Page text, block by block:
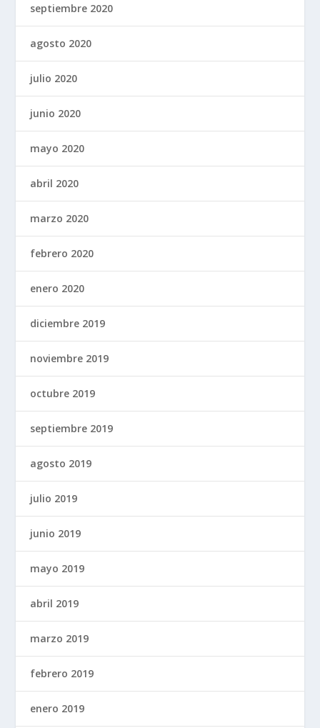
septiembre 2020
agosto 2020
julio 2020
junio 2020
mayo 2020
abril 2020
marzo 2020
febrero 2020
enero 2020
diciembre 2019
noviembre 2019
octubre 2019
septiembre 2019
agosto 2019
julio 2019
junio 2019
mayo 2019
abril 2019
marzo 2019
febrero 2019
enero 2019